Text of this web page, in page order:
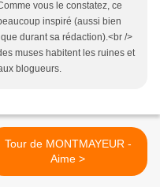
vous le constatez, ce
inspiré (aussi bien
durant sa rédaction).<br />
muses habitent les ruines et
blogueurs.
Tour de MONTMAYEUR -
Aime >